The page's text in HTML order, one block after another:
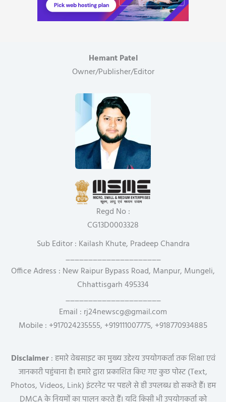
Hemant Patel
Owner/Publisher/Editor
Regd No :
CG13D0003328
Sub Editor : Kailash Khute, Pradeep Chandra
_____________________
Office Adress : New Raipur Bypass Road, Manpur, Mungeli,
Chhattisgarh 495334
_____________________
Email : rj24newscg@gmail.com
Mobile : +917024235555, +919111007775, +918770934885
Disclaimer: हमारे वेबसाइट का मुख्य उद्देश्य उपयोगकर्ता तक शिक्षा एवं
जानकारी पहुंचाना है। हमारे द्वारा प्रकाशित किए गए कुछ पोस्ट (Text,
Photos, Videos, Link) इंटरनेट पर पहले से ही उपलब्ध हो सकते हैं। हम